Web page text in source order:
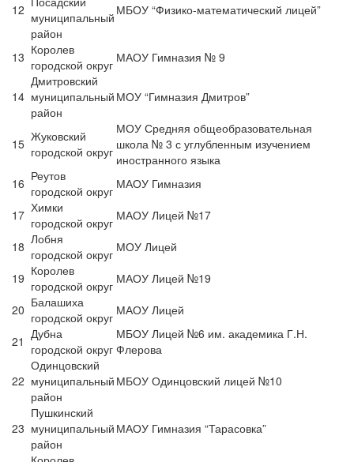
12 муниципальный
район
МБОУ “Физико-математический лицей”
13 Королев
городской округ МАОУ Гимназия № 9
14
Дмитровский
муниципальный
район
МОУ “Гимназия Дмитров”
15 Жуковский
городской округ
МОУ Средняя общеобразовательная
школа № 3 с углубленным изучением
иностранного языка
16 Реутов
городской округ МАОУ Гимназия
17 Химки
городской округ МАОУ Лицей №17
18 Лобня
городской округ МОУ Лицей
19 Королев
городской округ МАОУ Лицей №19
20 Балашиха
городской округ МАОУ Лицей
21 Дубна
городской округ
МБОУ Лицей №6 им. академика Г.Н.
Флерова
22
Одинцовский
муниципальный
район
МБОУ Одинцовский лицей №10
23
Пушкинский
муниципальный
район
МАОУ Гимназия “Тарасовка”